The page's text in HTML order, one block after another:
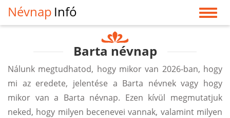
Névnap Infó
Barta névnap
Nálunk megtudhatod, hogy mikor van 2026-ban, hogy
mi az eredete, jelentése a Barta névnek vagy hogy
mikor van a Barta névnap. Ezen kívül megmutatjuk
neked, hogy milyen becenevei vannak, valamint milyen